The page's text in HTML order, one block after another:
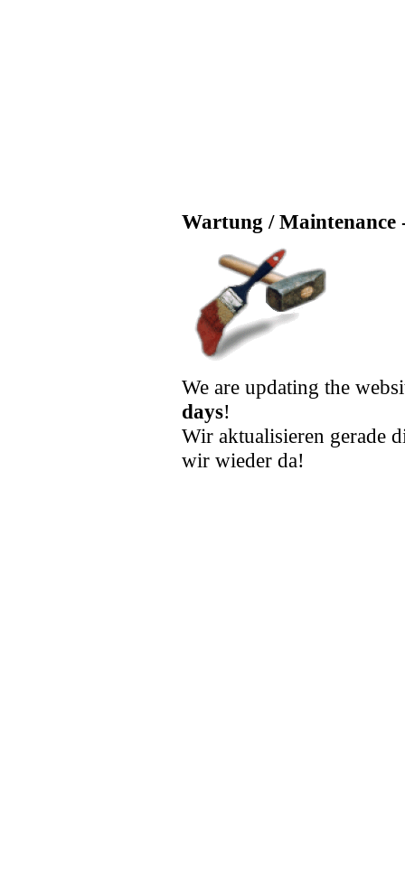
Wartung / Maintenance
We are updating the
days!
Wir aktualisieren gerade
wir wieder da!